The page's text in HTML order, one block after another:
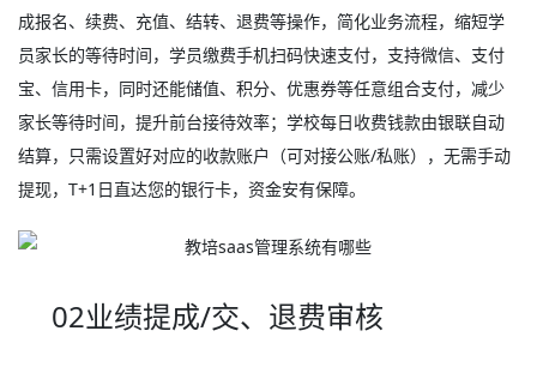
成报名、续费、充值、结转、退费等操作，简化业务流程，缩短学
员家长的等待时间，学员缴费手机扫码快速支付，支持微信、支付
宝、信用卡，同时还能储值、积分、优惠券等任意组合支付，减少
家长等待时间，提升前台接待效率；学校每日收费钱款由银联自动
结算，只需设置好对应的收款账户（可对接公账/私账），无需手动
提现，T+1日直达您的银行卡，资金安有保障。
02业绩提成/交、退费审核